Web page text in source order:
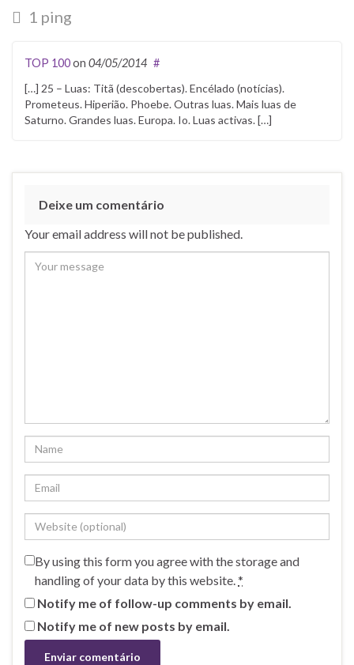
1 ping
TOP 100on 04/05/2014 #
[…] 25 – Luas: Titã (descobertas). Encélado (notícias).
Prometeus. Hiperião. Phoebe. Outras luas. Mais luas de
Saturno. Grandes luas. Europa. Io. Luas activas. […]
Deixe um comentário
Your email address will not be published.
By using this form you agree with the storage and
handling of your data by this website.*
Notify me of follow-up comments by email.
Notify me of new posts by email.